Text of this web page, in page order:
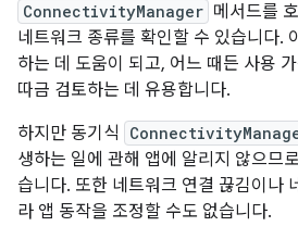
ConnectivityManager 메서드를
네트워크 종류를 확인할 수 있습니다.
하는 데 도움이 되고, 어느 때든 사용
따금 검토하는 데 유용합니다.
하지만 동기식
생하는 일에 관해 앱에 알리지 않으므
습니다. 또한 네트워크 연결 끊김이나
라 앱 동작을 조정할 수도 없습니다.